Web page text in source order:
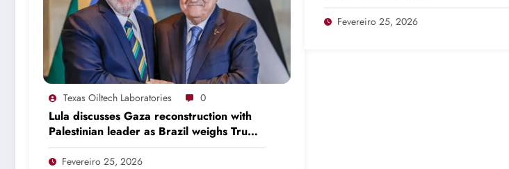
Texas Oiltech Laboratories 0
Lula discusses Gaza reconstruction with
Palestinian leader as Brazil weighs Trump
invitation
Fevereiro 25, 2026
Fevereiro 25, 2026